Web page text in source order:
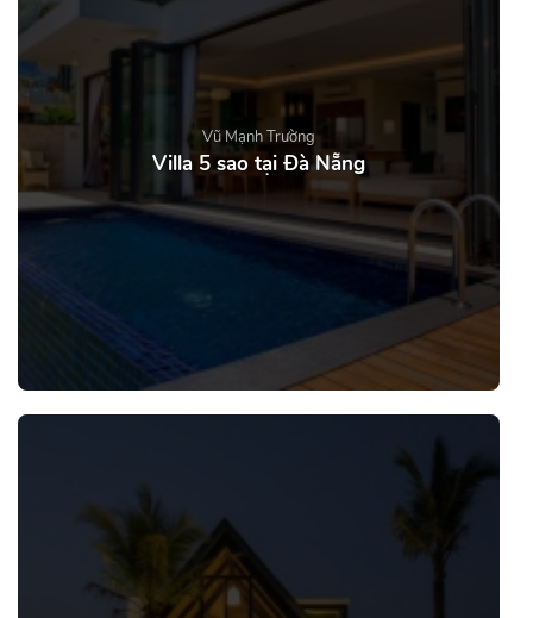
Vũ Mạnh Trường
Villa 5 sao tại Đà Nẵng